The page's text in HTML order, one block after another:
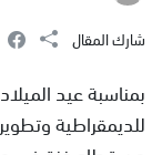
شارك المقال
بمناسبة عيد
للديمقراطية